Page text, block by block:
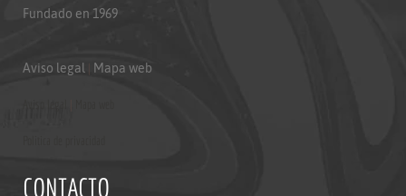
Fundado en 1969
Aviso legal Mapa web
CONTACTO